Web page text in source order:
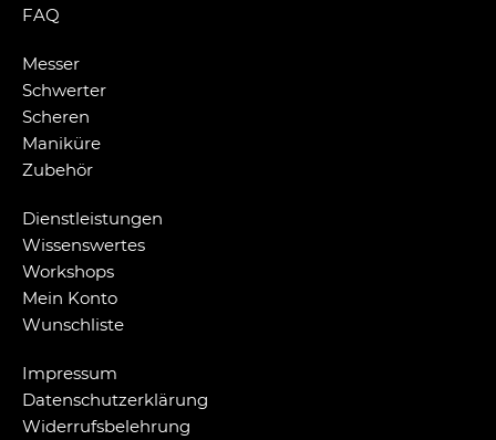
FAQ
Messer
Schwerter
Scheren
Maniküre
Zubehör
Dienstleistungen
Wissenswertes
Workshops
Mein Konto
Wunschliste
Impressum
Datenschutzerklärung
Widerrufsbelehrung